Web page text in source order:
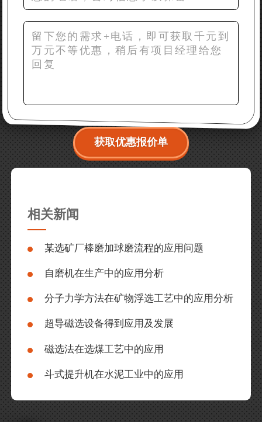
获取优惠报价单
相关新闻
某选矿厂棒磨加球磨流程的应用问题
自磨机在生产中的应用分析
分子力学方法在矿物浮选工艺中的应用分析
超导磁选设备得到应用及发展
磁选法在选煤工艺中的应用
斗式提升机在水泥工业中的应用